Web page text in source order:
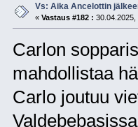
Vs: Aika Ancelottin
« Vastaus #182 : 30.04.2025,
Carlon
mahdollistaa
Carlo joutuu